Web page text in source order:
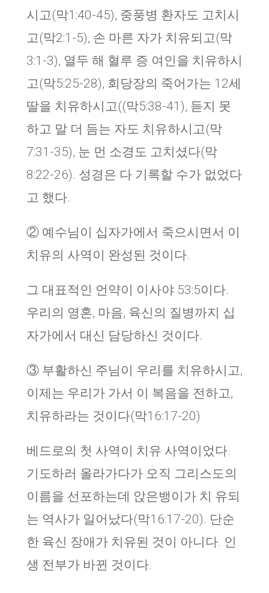
시고(막1:40-45), 중풍병 환자도 고치시
고(막2:1-5), 손 마른 자가 치유되고(막
3:1-3), 열두 해 혈루 증 여인을 치유하시
고(막5:25-28), 회당장의 죽어가는 12세
딸을 치유하시고((막5:38-41), 듣지 못
하고 말 더 듬는 자도 치유하시고(막
7:31-35), 눈 먼 소경도 고치셨다(막
8:22-26). 성경은 다 기록할 수가 없었다
고 했다.
② 예수님이 십자가에서 죽으시면서 이
치유의 사역이 완성된 것이다.
그 대표적인 언약이 이사야 53:5이다.
우리의 영혼, 마음, 육신의 질병까지 십
자가에서 대신 담당하신 것이다.
③ 부활하신 주님이 우리를 치유하시고,
이제는 우리가 가서 이 복음을 전하고,
치유하라는 것이다(막16:17-20)
베드로의 첫 사역이 치유 사역이었다.
기도하러 올라가다가 오직 그리스도의
이름을 선포하는데 앉은뱅이가 치 유되
는 역사가 일어났다(막16:17-20). 단순
한 육신 장애가 치유된 것이 아니다. 인
생 전부가 바뀐 것이다.